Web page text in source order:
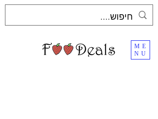
ME
NU